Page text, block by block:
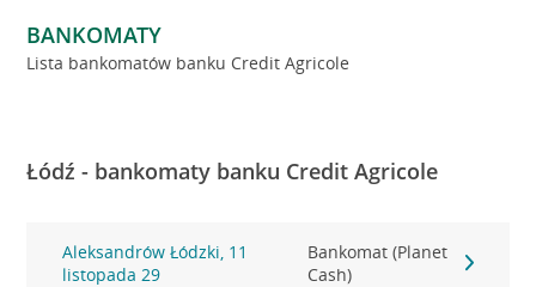
BANKOMATY
Lista bankomatów banku Credit Agricole
Łódź - bankomaty banku Credit Agricole
Aleksandrów Łódzki, 11
listopada 29
Bankomat (Planet
Cash)